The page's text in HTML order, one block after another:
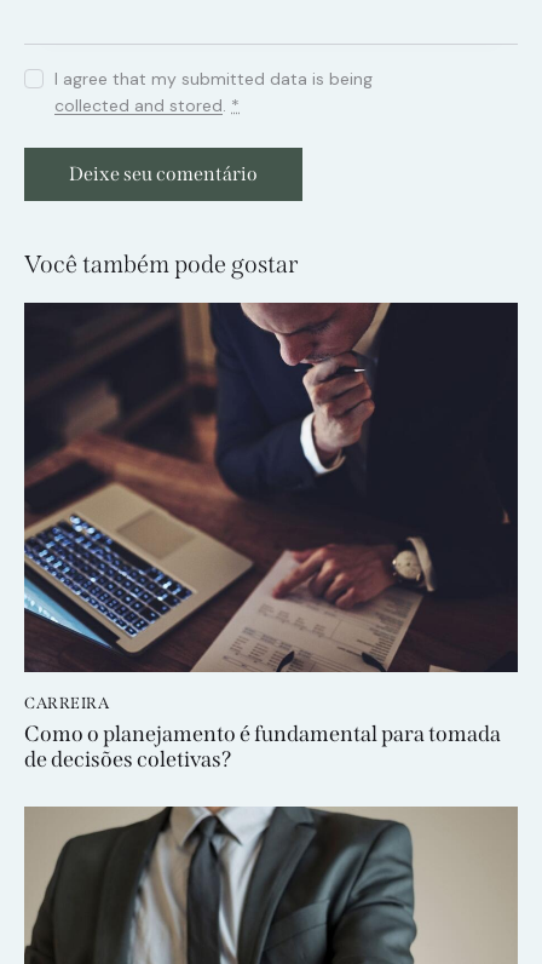
I agree that my submitted data is being
collected and stored. *
Você também pode gostar
CARREIRA
Como o planejamento é fundamental para tomada
de decisões coletivas?